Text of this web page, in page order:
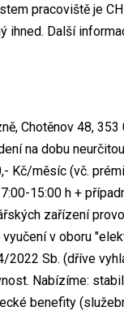
pracoviště je
ihned. Další
Chotěnov 48,
na dobu
Kč/měsíc (vč.
15:00 h +
zařízení
v oboru
2022 Sb. (dříve
Nabízíme:
benefity